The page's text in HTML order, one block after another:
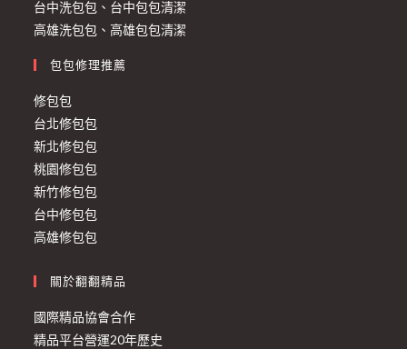
台中洗包包、台中包包清潔
高雄洗包包、高雄包包清潔
包包修理推薦
修包包
台北修包包
新北修包包
桃園修包包
新竹修包包
台中修包包
高雄修包包
關於翻翻精品
國際精品協會合作
精品平台營運20年歷史